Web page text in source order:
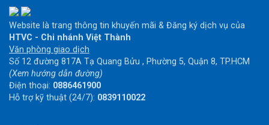
Website là trang thông tin khuyến mãi & Đăng ký dịch vụ của
HTVC - Chi nhánh Việt Thành
Văn phòng giao dịch
Số 12 đường 817A Tạ Quang Bửu , Phường 5, Quận 8, TP.HCM
(Xem hướng dẫn đường)
Điện thoại: 0886461900
Hỗ trợ kỹ thuật (24/7): 0839110022